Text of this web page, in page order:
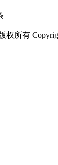
权所有